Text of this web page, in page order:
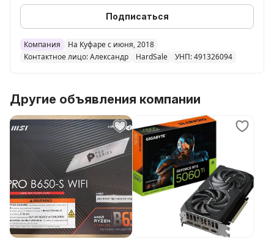
Подписаться
Компания
На Куфаре с июня, 2018
Контактное лицо: Александр
HardSale УНП: 491326094
Другие объявления компании